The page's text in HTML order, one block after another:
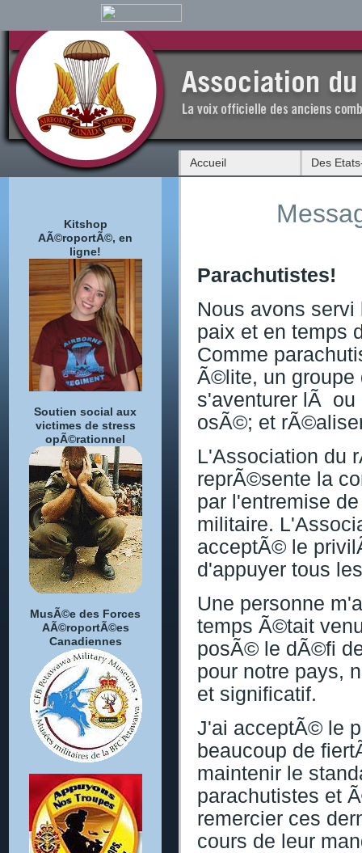
Accueil Des
Kitshop
AÃ©roportÃ©, en
ligne!
Soutien social aux
victimes de stress
opÃ©rationnel
MusÃ©e des Forces
AÃ©roportÃ©es
Canadiennes
Parachutistes!
Nous avons
paix et en temps
Comme
Ã©lite, un groupe
s'aventurer lÃ ou
osÃ©; et
L'Association du
reprÃ©sente la
par l'entremise
militaire.
acceptÃ© le
d'appuyer tous
Une personne
temps Ã©tait
posÃ© le dÃ©fi
pour notre pays,
et significatif.
J'ai acceptÃ© le
beaucoup de
maintenir le
parachutistes et
remercier ces
cours de leur